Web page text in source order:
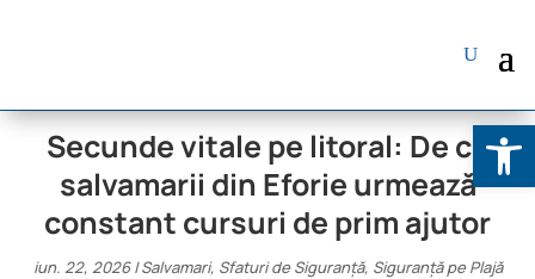
Secunde vitale pe litoral: De ce
salvamarii din Eforie urmează
constant cursuri de prim ajutor
iun. 22, 2026|Salvamari, Sfaturi de Siguranță, Siguranță pe Plajă